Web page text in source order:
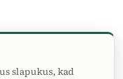
slapukus, kad